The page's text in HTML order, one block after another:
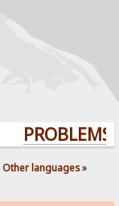
Other languages»